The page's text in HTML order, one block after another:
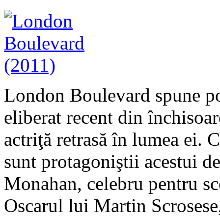
London Boulevard spune
eliberat recent din
actriţă retrasă în lumea ei.
sunt protagoniştii acestui
Monahan, celebru pentru
Oscarul lui Martin